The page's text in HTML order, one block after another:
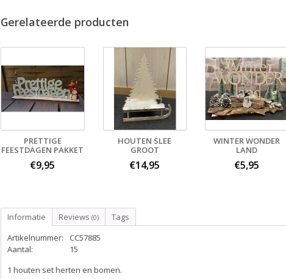
Gerelateerde producten
PRETTIGE
FEESTDAGEN PAKKET
€9,95
HOUTEN SLEE
GROOT
€14,95
WINTER WONDER
LAND
€5,95
Informatie Reviews (0)
Tags
Artikelnummer:
CC57885
Aantal:
15
1 houten set herten en bomen.